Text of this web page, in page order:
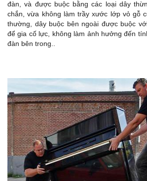
đàn, và được buộc bằng các loại dây
chắn, vừa không làm trầy xước lớp vỏ gỗ
thường, dây buộc bên ngoài được buộc
để gia cố lực, không làm ảnh hưởng đến
đàn bên trong..